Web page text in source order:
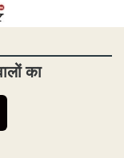
का